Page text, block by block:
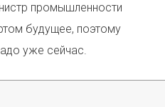
промышленности
будущее, поэтому
уже сейчас.